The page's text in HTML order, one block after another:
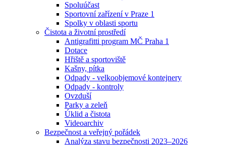
Spoluúčast
Sportovní zařízení v Praze 1
Spolky v oblasti sportu
Čistota a životní prostředí
Antigrafitti program MČ Praha 1
Dotace
Hřiště a sportoviště
Kašny, pítka
Odpady - velkoobjemové kontejnery
Odpady - kontroly
Ovzduší
Parky a zeleň
Úklid a čistota
Videoarchiv
Bezpečnost a veřejný pořádek
Analýza stavu bezpečnosti 2023–2026